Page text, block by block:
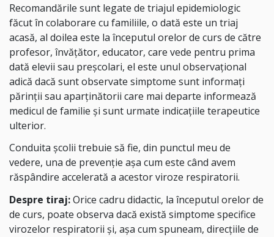
Recomandările sunt legate de triajul epidemiologic
făcut în colaborare cu familiile, o dată este un triaj
acasă, al doilea este la începutul orelor de curs de către
profesor, învățător, educator, care vede pentru prima
dată elevii sau preșcolari, el este unul observațional
adică dacă sunt observate simptome sunt informați
părinții sau aparținătorii care mai departe informează
medicul de familie și sunt urmate indicațiile terapeutice
ulterior.
Conduita școlii trebuie să fie, din punctul meu de
vedere, una de prevenție așa cum este când avem
răspândire accelerată a acestor viroze respiratorii.
Despre tiraj:Orice cadru didactic, la începutul orelor de
de curs, poate observa dacă există simptome specifice
virozelor respiratorii și, așa cum spuneam, direcțiile de